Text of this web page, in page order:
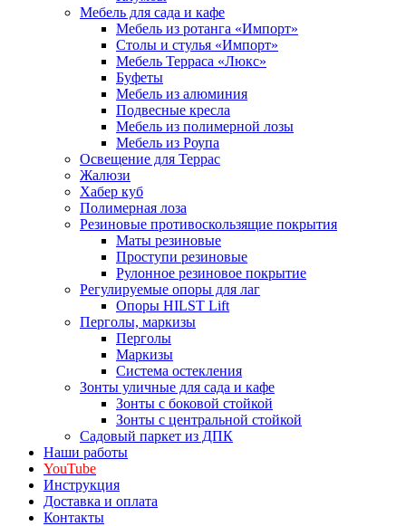
Мебель для сада и кафе
Мебель из ротанга «Импорт»
Столы и стулья «Импорт»
Мебель Терраса «Люкс»
Буфеты
Мебель из алюминия
Подвесные кресла
Мебель из полимерной лозы
Мебель из Роупа
Освещение для Террас
Жалюзи
Хабер куб
Полимерная лоза
Резиновые противоскользящие покрытия
Маты резиновые
Проступи резиновые
Рулонное резиновое покрытие
Регулируемые опоры для лаг
Опоры HILST Lift
Перголы, маркизы
Перголы
Маркизы
Система остекления
Зонты уличные для сада и кафе
Зонты с боковой стойкой
Зонты с центральной стойкой
Садовый паркет из ДПК
Наши работы
YouTube
Инструкция
Доставка и оплата
Контакты